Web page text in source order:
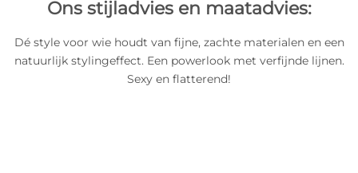
Ons stijladvies en maatadvies:
Dé style voor wie houdt van fijne, zachte materialen en een
natuurlijk stylingeffect. Een powerlook met verfijnde lijnen.
Sexy en flatterend!